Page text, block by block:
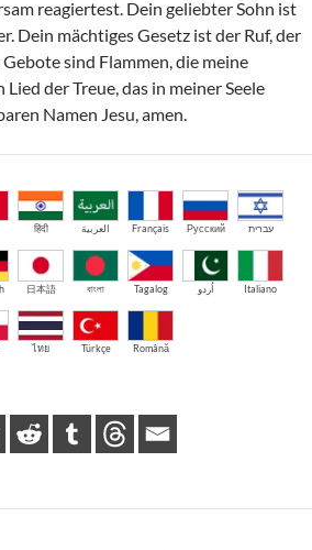
reagiertest. Dein geliebter Sohn ist
Dein mächtiges Gesetz ist der Ruf, der
sind Flammen, die meine
der Treue, das in meiner Seele
Namen Jesu, amen.
हिंदी العربية Français Русский עברית
日本語 বাংলা Tagalog اُردو Italiano
ไทย Türkçe Română